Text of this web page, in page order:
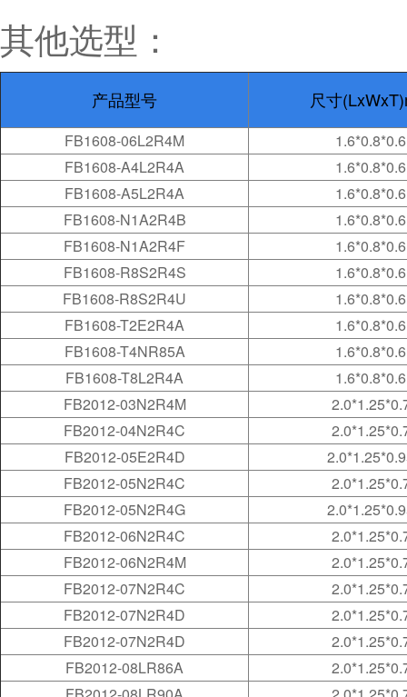
其他选型：
产品型号 尺寸
FB1608-06L2R4M
1.6*0.8*0.6
FB1608-A4L2R4A
1.6*0.8*0.6
FB1608-A5L2R4A
1.6*0.8*0.6
FB1608-N1A2R4B
1.6*0.8*0.6
FB1608-N1A2R4F
1.6*0.8*0.6
FB1608-R8S2R4S
1.6*0.8*0.6
FB1608-R8S2R4U
1.6*0.8*0.6
FB1608-T2E2R4A
1.6*0.8*0.6
FB1608-T4NR85A
1.6*0.8*0.6
FB1608-T8L2R4A
1.6*0.8*0.6
FB2012-03N2R4M
FB2012-04N2R4C
FB2012-05E2R4D
FB2012-05N2R4C
FB2012-05N2R4G
FB2012-06N2R4C
FB2012-06N2R4M
FB2012-07N2R4C
FB2012-07N2R4D
FB2012-07N2R4D
FB2012-08LR86A